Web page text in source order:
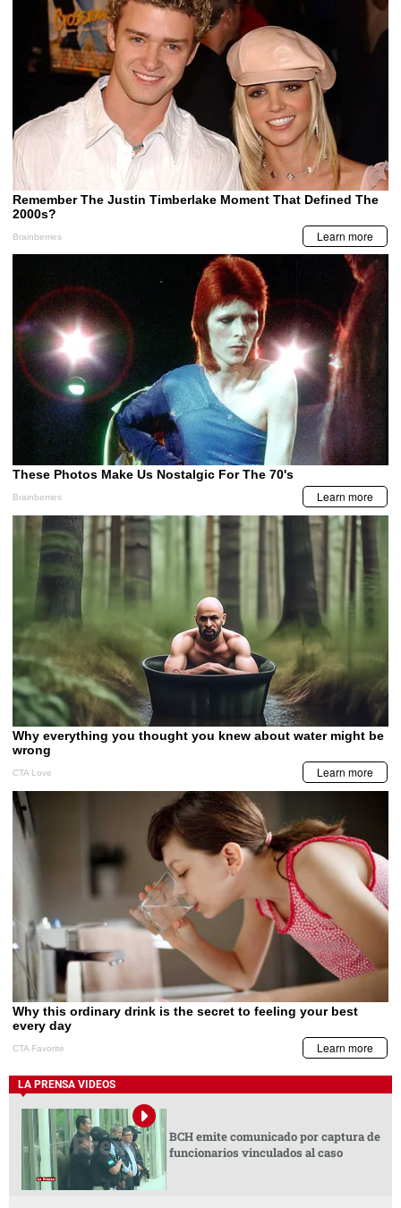
LA PRENSA VIDEOS
BCH emite comunicado por captura de
funcionarios vinculados al caso